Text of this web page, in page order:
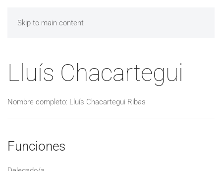
Skip to main content
Lluís Chacartegui
Nombre completo: Lluís Chacartegui Ribas
Funciones